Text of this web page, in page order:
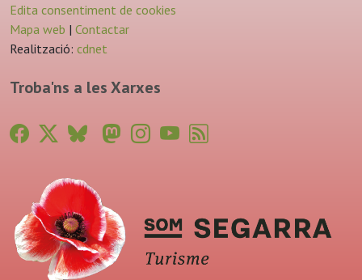
Edita consentiment de cookies
Mapa web | Contactar
Realització: cdnet
Troba'ns a les Xarxes